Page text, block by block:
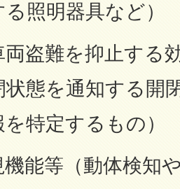
照明器具など）
両盗難を抑止する
状態を通知する開
特定するもの）
機能等（動体検知